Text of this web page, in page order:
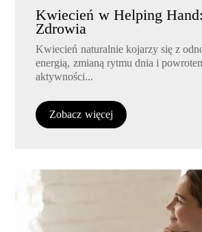
Kwiecień w Helping
Zdrowia
Kwiecień naturalnie kojarzy się z
energią, zmianą rytmu dnia i
aktywności...
Zobacz więcej